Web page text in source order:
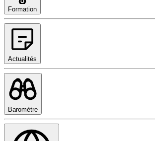
Formation
Actualités
Baromètre